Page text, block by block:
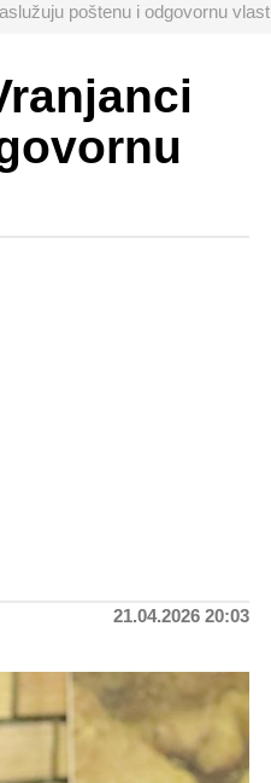
poštenu i odgovornu vlast
21.04.2026 20:03